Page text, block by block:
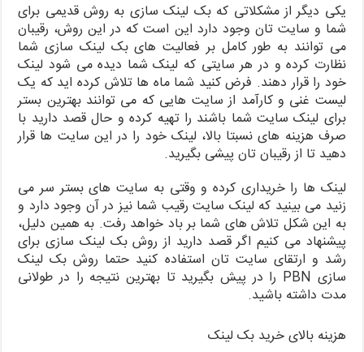
یکی دیگر از مشکلاتی که بک لینک سازی به روش قدیمی برای
شما و سایت تان وجود دارد این است که در این روش، رقیبان
می توانند به طور کامل بر فعالیت های بک لینک سازی شما
نظارت کرده و در هر سایتی که لینک شما دیده می شود لینک
خود را قرار دهند. فرض کنید شما ماه ها تلاش کرده اید که یک
لیست غنی و کارآمد از سایت هایی که می توانند بهترین بستر
برای لینک سایت شما باشند را تهیه کرده و حال قصد دارید با
صرف هزینه های نسبتا بالا، لینک خود را در این سایت ها قرار
دهید تا از رقیبان تان پیشی بگیرید.
لینک ها را خریداری کرده و وقتی به سایت های بستر سر می
زنید می بینید که لینک سایت رقیب شما نیز در آن وجود دارد و
به این شکل تلاش های شما بر باد خواهد رفت. به همین دلیل،
پیشنهاد می کنیم اگر قصد دارید از روش بک لینک سازی برای
رشد و ارتقای سایت تان استفاده کنید حتما روش بک لینک
سازی PBN را در پیش بگیرید تا بهترین نتیجه را در طولانی
مدت داشته باشید.
هزینه بالای خرید بک لینک